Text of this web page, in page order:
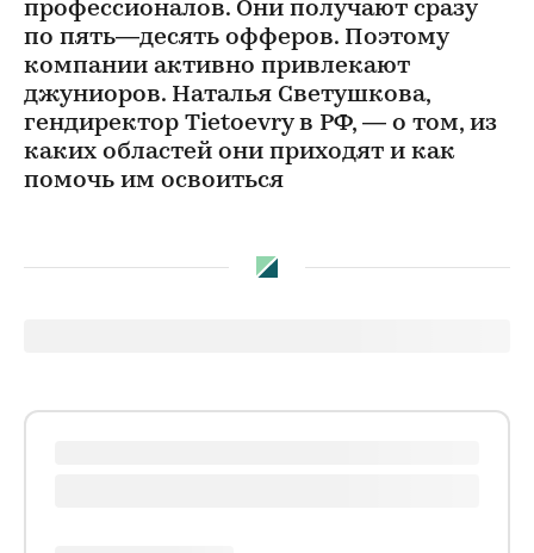
профессионалов. Они получают сразу
по пять—десять офферов. Поэтому
компании активно привлекают
джуниоров. Наталья Светушкова,
гендиректор Tietoevry в РФ, — о том, из
каких областей они приходят и как
помочь им освоиться